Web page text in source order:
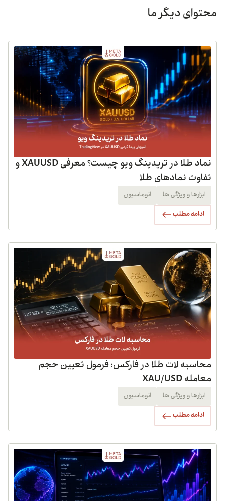
محتوای دیگر ما
نماد طلا در تریدینگ ویو چیست؟ معرفی XAUUSD و
تفاوت نمادهای طلا
ابزارها و ویژگی ها اتوماسیون
ادامه مطلب
محاسبه لات طلا در فارکس؛ فرمول تعیین حجم
معامله XAU/USD
ابزارها و ویژگی ها اتوماسیون
ادامه مطلب